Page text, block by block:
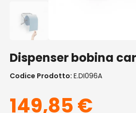
Dispenser bobina
Codice Prodotto: E.DI096A
149,85€